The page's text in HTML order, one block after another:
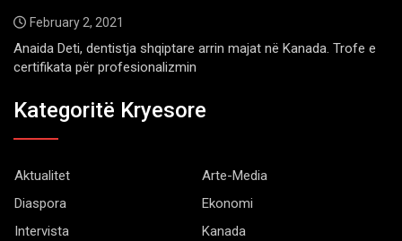
February 2, 2021
Anaida Deti, dentistja shqiptare arrin majat në Kanada. Trofe e
certifikata për profesionalizmin
Kategoritë Kryesore
Aktualitet
Arte-Media
Diaspora
Ekonomi
Intervista
Kanada